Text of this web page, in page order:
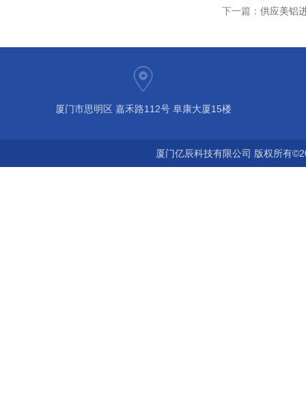
下一篇： 供应美铝
厦门市思明区 嘉禾路112号 阜康大厦15楼
厦门亿辰科技有限公司 版权所有